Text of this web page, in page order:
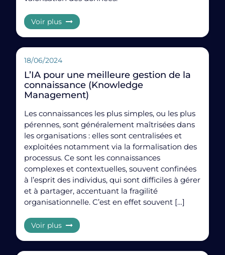
Voir plus
18/06/2024
L’IA pour une meilleure gestion de la
connaissance (Knowledge
Management)
Les connaissances les plus simples, ou les plus
pérennes, sont généralement maîtrisées dans
les organisations : elles sont centralisées et
exploitées notamment via la formalisation des
processus. Ce sont les connaissances
complexes et contextuelles, souvent confinées
à l’esprit des individus, qui sont difficiles à gérer
et à partager, accentuant la fragilité
organisationnelle. C’est en effet souvent […]
Voir plus
complexe implique plusieurs parties prenantes, de
l’incertitude, et nécessite une structuration plus
Quels sont les principaux enjeux d’un projet
complexe?
Les principaux enjeux incluent:
La coordination des acteurs
La gestion des risques
Le respect des délais
La clarté des rôles
Comment gérer un projet complexe efficacement?
Pour gérer un projet complexe efficacement
plus qu’un logiciel de gestion de projet. L’idéal est de
adaptée, des outils de suivi en temps réel et un
accompagnement au changement par